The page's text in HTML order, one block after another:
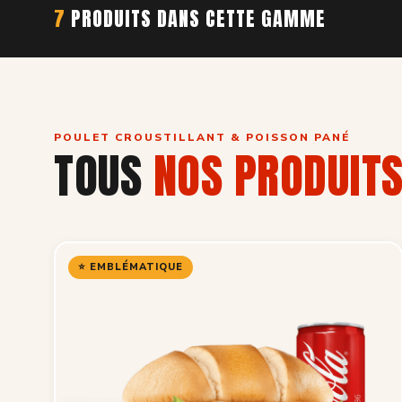
7 PRODUITS DANS CETTE GAMME
POULET CROUSTILLANT & POISSON PANÉ
TOUSNOS
⭐ EMBLÉMATIQUE